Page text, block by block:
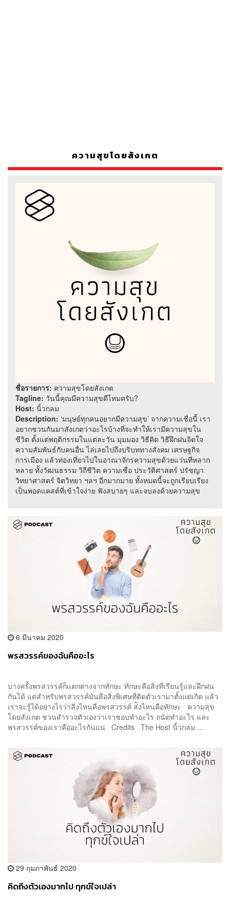
ความสุขโดยสังเกต
ชื่อรายการ: ความสุขโดยสังเกต
Tagline: วันนี้คุณมีความสุขดีไหมครับ?
Host: นิ้วกลม
Description: ‘มนุษย์ทุกคนอยากมีความสุข’ จากความเชื่อนี้ เรา
อยากชวนกันมาสังเกตว่าอะไรบ้างที่จะทำให้เรามีความสุขใน
ชีวิต ตั้งแต่พฤติกรรมในแต่ละวัน มุมมอง วิธีคิด วิธีฝึกฝนจิตใจ
ความสัมพันธ์กับคนอื่น ไล่เลยไปถึงบริบททางสังคม เศรษฐกิจ
การเมือง แล้วท่องเที่ยวไปในอาณาจักรความสุขด้วยแว่นที่หลาก
หลาย ทั้งวัฒนธรรม วิถีชีวิต ความเชื่อ ประวัติศาสตร์ ปรัชญา
วิทยาศาสตร์ จิตวิทยา ฯลฯ อีกมากมาย ทั้งหมดนี้จะถูกเรียบเรียง
เป็นพอดแคสต์ที่เข้าใจง่าย ฟังสบายๆ และจบลงด้วยความสุข
6 มีนาคม 2020
พรสวรรค์ของฉันคืออะไร
บางครั้งพรสวรรค์ก็แตกต่างจากทักษะ ทักษะคือสิ่งที่เรียนรู้และฝึกฝน
กันได้ แต่สำหรับพรสวรรค์มันคือสิ่งพิเศษที่ติดตัวเรามาตั้งแต่เกิด แล้ว
เราจะรู้ได้อย่างไรว่าสิ่งไหนคือพรสวรรค์ ส่ิงไหนคือทักษะ ความสุข
โดยสังเกต ชวนสำรวจตัวเองว่าเราชอบทำอะไร ถนัดทำอะไร และ
พรสวรรค์ของเราคืออะไรกันแน่ Credits The Host นิ้วกลม ...
29 กุมภาพันธ์ 2020
คิดถึงตัวเองมากไป ทุกข์ใจเปล่า